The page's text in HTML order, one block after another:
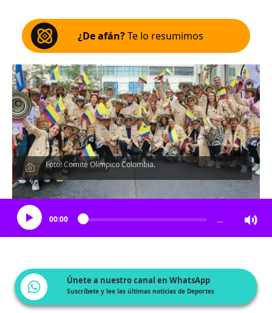
¿De afán?Te lo resumimos
Foto: Comité Olímpico Colombia.
Escucha el artículo
00:00 …
Únete a nuestro canal en WhatsApp
Suscríbete y lee las últimas noticias de Deportes